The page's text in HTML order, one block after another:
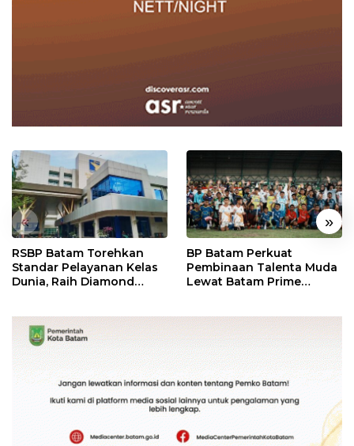
« »
RSBP Batam Torehkan
Standar Pelayanan Kelas
Dunia, Raih Diamond
BP Batam Perkuat
Pembinaan Talenta Muda
Lewat Batam Prime